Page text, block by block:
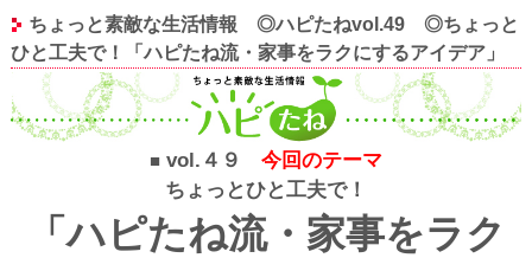
ちょっと素敵な生活情報 ◎ハピたねvol.49 ◎ちょっと
ひと工夫で！「ハピたね流・家事をラクにするアイデア」
■ vol.４９ 今回のテーマ
ちょっとひと工夫で！
「ハピたね流・家事をラク